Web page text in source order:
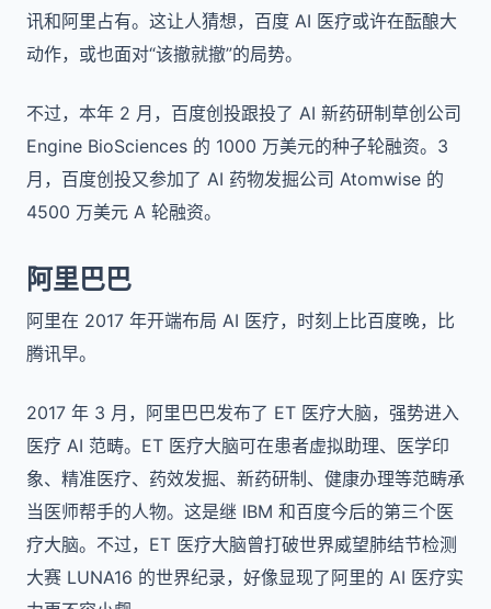
讯和阿里占有。这让人猜想，百度 AI 医疗或许在酝酿大
动作，或也面对“该撤就撤”的局势。
不过，本年 2 月，百度创投跟投了 AI 新药研制草创公司
Engine BioSciences 的 1000 万美元的种子轮融资。3
月，百度创投又参加了 AI 药物发掘公司 Atomwise 的
4500 万美元 A 轮融资。
阿里巴巴
阿里在 2017 年开端布局 AI 医疗，时刻上比百度晚，比
腾讯早。
2017 年 3 月，阿里巴巴发布了 ET 医疗大脑，强势进入
医疗 AI 范畴。ET 医疗大脑可在患者虚拟助理、医学印
象、精准医疗、药效发掘、新药研制、健康办理等范畴承
当医师帮手的人物。这是继 IBM 和百度今后的第三个医
疗大脑。不过，ET 医疗大脑曾打破世界威望肺结节检测
大赛 LUNA16 的世界纪录，好像显现了阿里的 AI 医疗实